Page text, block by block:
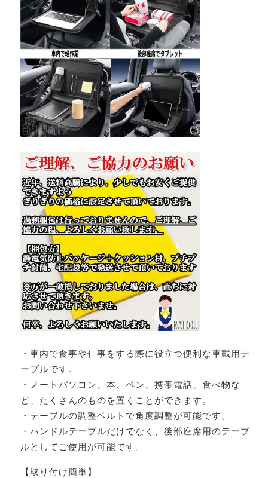
・車内で食事や仕事をする際に役立つ便利な車載用テ
ーブルです。
・ノートパソコン、本、ペン、携帯電話、食べ物な
ど、たくさんのものを置くことができます。
・テーブルの調整ベルトで角度調整が可能です。
・ハンドルテーブルだけでなく、後部座席用のテーブ
ルとしてご使用が可能です。
【取り付け簡単】